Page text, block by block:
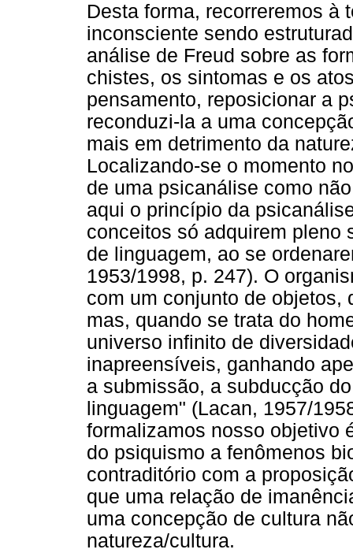
Desta forma, recorreremos à
inconsciente sendo
análise de Freud sobre as
chistes, os sintomas e os
pensamento, reposicionar a
reconduzi-la a uma
mais em detrimento da
Localizando-se o momento
de uma psicanálise como
aqui o princípio da
conceitos só adquirem pleno
de linguagem, ao se
1953/1998, p. 247). O
com um conjunto de objetos,
mas, quando se trata do
universo infinito de
inapreensíveis, ganhando
a submissão, a subducção
linguagem" (Lacan, 1957/
formalizamos nosso objetivo
do psiquismo a fenômenos
contraditório com a
que uma relação de
uma concepção de cultura
natureza/cultura.